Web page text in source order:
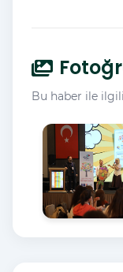
Bu haber ile